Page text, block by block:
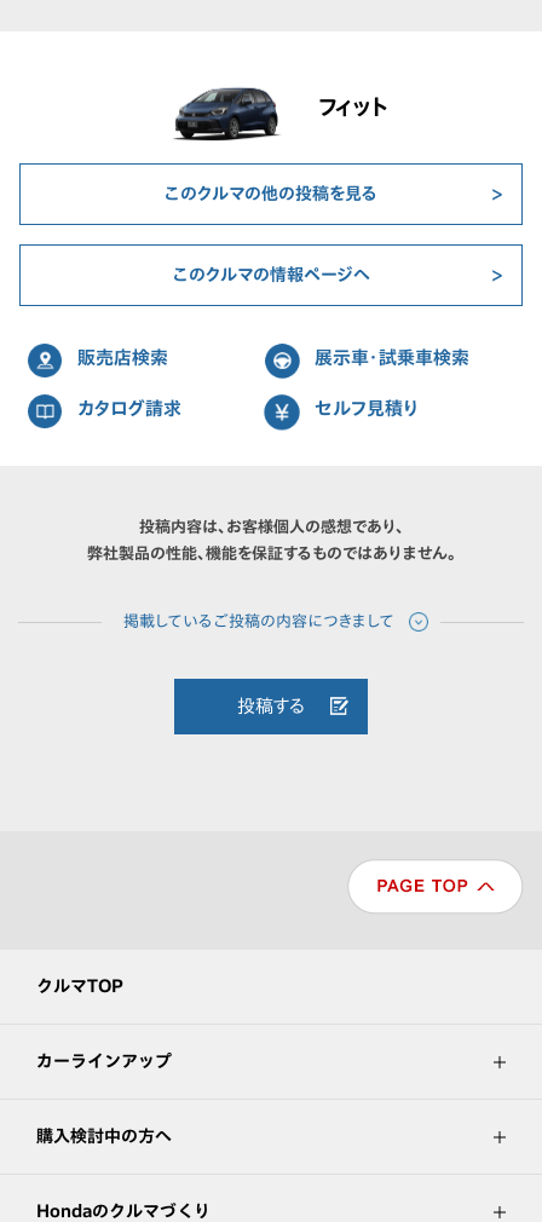
フィット
このクルマの他の投稿を見る
このクルマの情報ページへ
販売店検索 展示車・試乗車検索
カタログ請求 セルフ見積り
投稿内容は、お客様個人の感想であり、
弊社製品の性能、機能を保証するものではありません。
投稿する
クルマTOP
カーラインアップ
購入検討中の方へ
Hondaのクルマづくり